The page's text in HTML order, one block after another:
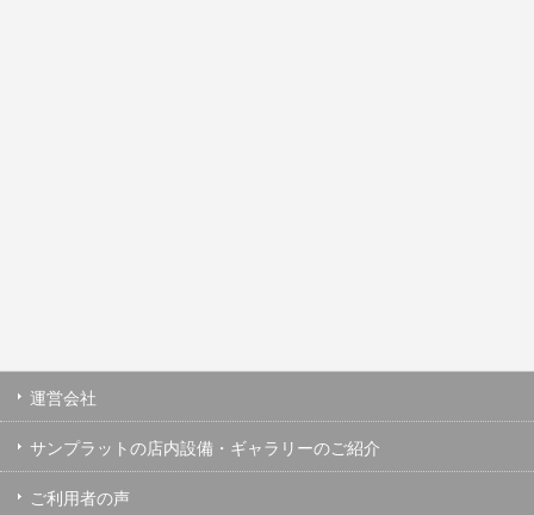
運営会社
サンプラットの店内設備・ギャラリーのご紹介
ご利用者の声